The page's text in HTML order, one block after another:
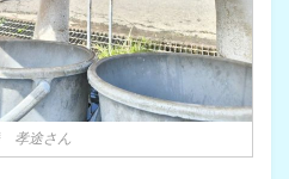
孝途さん